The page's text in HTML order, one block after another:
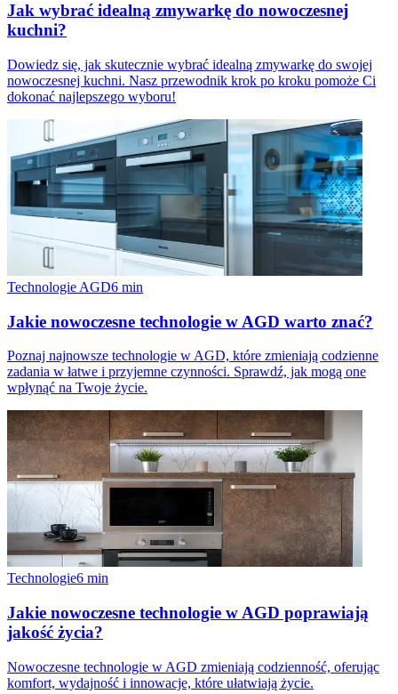
Jak wybrać idealną zmywarkę do nowoczesnej
kuchni?
Dowiedz się, jak skutecznie wybrać idealną zmywarkę do swojej
nowoczesnej kuchni. Nasz przewodnik krok po kroku pomoże Ci
dokonać najlepszego wyboru!
Technologie AGD6 min
Jakie nowoczesne technologie w AGD warto znać?
Poznaj najnowsze technologie w AGD, które zmieniają codzienne
zadania w łatwe i przyjemne czynności. Sprawdź, jak mogą one
wpłynąć na Twoje życie.
Technologie6 min
Jakie nowoczesne technologie w AGD poprawiają
jakość życia?
Nowoczesne technologie w AGD zmieniają codzienność, oferując
komfort, wydajność i innowacje, które ułatwiają życie.